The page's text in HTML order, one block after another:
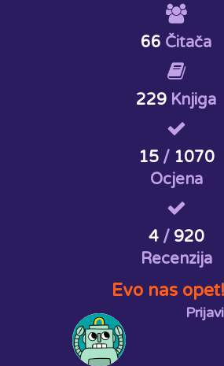
66 Čitača
229 Knjiga
15/ 1070
Ocjena
4/ 920
Recenzija
Evo nas